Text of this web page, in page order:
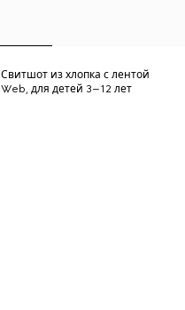
Свитшот из хлопка с лентой
Web, для детей 3–12 лет